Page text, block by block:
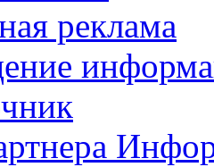
реклама